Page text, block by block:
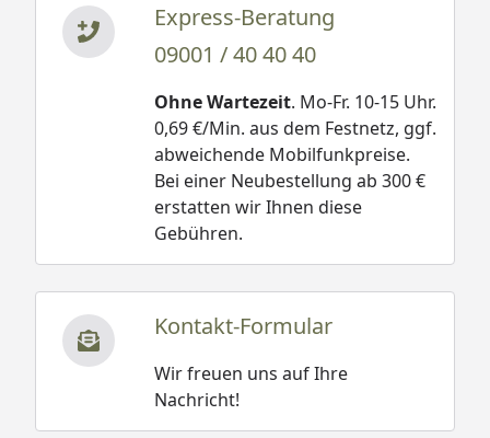
Express-Beratung
09001 / 40 40 40
Ohne Wartezeit. Mo-Fr. 10-15 Uhr.
0,69 €/Min. aus dem Festnetz, ggf.
abweichende Mobilfunkpreise.
Bei einer Neubestellung ab 300 €
erstatten wir Ihnen diese
Gebühren.
Kontakt-Formular
Wir freuen uns auf Ihre
Nachricht!